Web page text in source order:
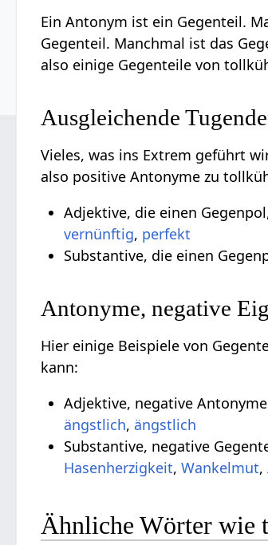
Ein Antonym ist ein Gegenteil.
Gegenteil. Manchmal ist das
also einige Gegenteile von
Ausgleichende
Vieles, was ins Extrem geführt
also positive Antonyme zu
Adjektive, die einen
vernünftig, perfekt
Substantive, die einen
Antonyme, negative
Hier einige Beispiele von
kann:
Adjektive, negative
ängstlich, ängstlich
Substantive, negative
Hasenherzigkeit,Wankelmut,
Ähnliche Wörter wie